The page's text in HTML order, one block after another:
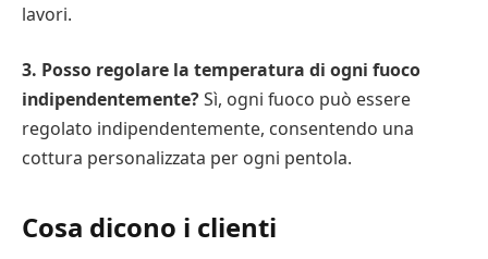
lavori.
3. Posso regolare la temperatura di ogni fuoco
indipendentemente?Sì, ogni fuoco può essere
regolato indipendentemente, consentendo una
cottura personalizzata per ogni pentola.
Cosa dicono i clienti